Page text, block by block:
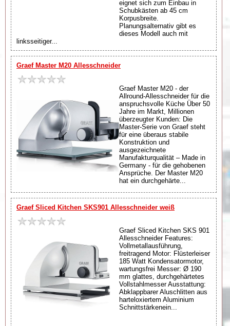
eignet sich zum Einbau in
Schubkästen ab 45 cm
Korpusbreite.
Planungsalternativ gibt es
dieses Modell auch mit
linksseitiger...
Graef Master M20 Allesschneider
Graef Master M20 - der
Allround-Allesschneider für die
anspruchsvolle Küche Über 50
Jahre im Markt, Millionen
überzeugter Kunden: Die
Master-Serie von Graef steht
für eine überaus stabile
Konstruktion und
ausgezeichnete
Manufakturqualität – Made in
Germany - für die gehobenen
Ansprüche. Der Master M20
hat ein durchgehärte...
Graef Sliced Kitchen SKS901 Allesschneider weiß
Graef Sliced Kitchen SKS 901
Allesschneider Features:
Vollmetallausführung,
freitragend Motor: Flüsterleiser
185 Watt Kondensatormotor,
wartungsfrei Messer: Ø 190
mm glattes, durchgehärtetes
Vollstahlmesser Ausstattung:
Abklappbarer Aluschlitten aus
harteloxiertem Aluminium
Schnittstärkenein...